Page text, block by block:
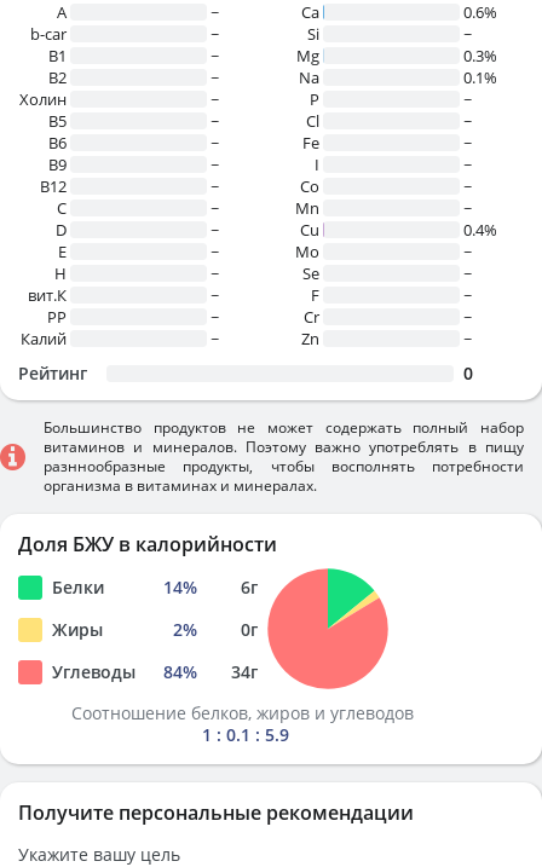
A
~
b-car
~
В1
~
B2
~
Холин
~
B5
~
B6
~
B9
~
B12
~
C
~
D
~
E
~
H
~
вит.К
~
PP
~
Калий
~
Ca
0.6%
Si
~
Mg
0.3%
Na
0.1%
P
~
Cl
~
Fe
~
I
~
Co
~
Mn
~
Cu
0.4%
Mo
~
Se
~
F
~
Cr
~
Zn
~
Рейтинг 0
Большинство продуктов не может содержать полный набор
витаминов и минералов. Поэтому важно употреблять в пищу
разннообразные продукты, чтобы восполнять потребности
организма в витаминах и минералах.
Доля БЖУ в калорийности
Белки 14% 6г
Жиры
2% 0г
Углеводы
84% 34г
Соотношение белков, жиров и углеводов
1 : 0.1 : 5.9
Получите персональные рекомендации
Укажите вашу цель